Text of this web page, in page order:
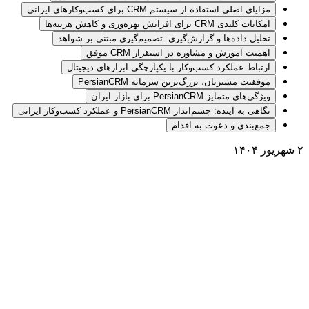
مزایای اصلی استفاده از سیستم CRM برای کسب‌وکارهای ایرانی
امکانات کلیدی CRM برای افزایش بهره‌وری و کاهش هزینه‌ها
تحلیل داده‌ها و گزارش‌گیری: تصمیم‌گیری مبتنی بر شواهد
اهمیت آموزش و مشاوره در استقرار CRM موفق
ارتباط عملکرد کسب‌وکار با یکپارچگی ابزارهای دیجیتال
موفقیت مشتریان، بزرگ‌ترین سرمایه PersianCRM
ویژگی‌های متمایز PersianCRM برای بازار ایران
نگاهی به آینده: چشم‌انداز PersianCRM و عملکرد کسب‌وکار ایرانی
جمع‌بندی و دعوت به اقدام
۲ شهریور ۱۴۰۴